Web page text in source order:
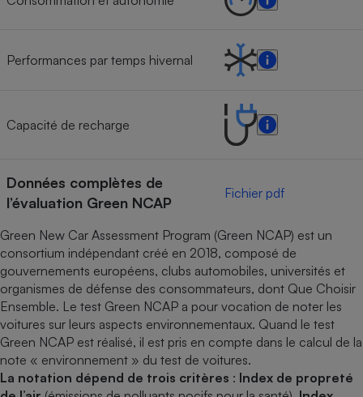
Performances par temps hivernal
Capacité de recharge
Données complètes de
l’évaluation Green NCAP
Fichier pdf
Green New Car Assessment Program (Green NCAP) est un
consortium indépendant créé en 2018, composé de
gouvernements européens, clubs automobiles, universités et
organismes de défense des consommateurs, dont Que Choisir
Ensemble. Le test Green NCAP a pour vocation de noter les
voitures sur leurs aspects environnementaux. Quand le test
Green NCAP est réalisé, il est pris en compte dans le calcul de la
note « environnement » du test de voitures.
La notation dépend de trois critères : Index de propreté